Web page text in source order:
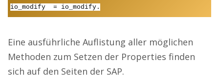
io_modify = io_modify.
Eine ausführliche Auflistung aller möglichen
Methoden zum Setzen der Properties finden
sich auf den Seiten der SAP.